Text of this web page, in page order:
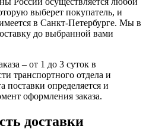
выберет покупатель, и
в Санкт-Петербурге. Мы в
до выбранной вами
– от 1 до 3 суток в
транспортного отдела и
поставки определяется и
оформления заказа.
доставки